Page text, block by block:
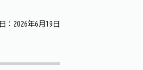
：2026年6月19日